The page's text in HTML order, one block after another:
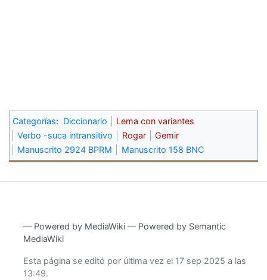
Categorías: Diccionario
Lema con variantes
Verbo -suca intransitivo
Rogar
Gemir
Manuscrito 2924 BPRM
Manuscrito 158 BNC
― Powered by MediaWiki ― Powered by Semantic
MediaWiki
Esta página se editó por última vez el 17 sep 2025 a las
13:49.